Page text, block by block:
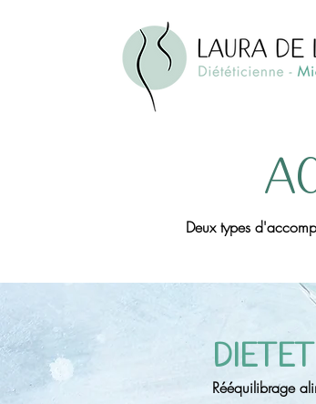
Deux types
Rééquilibrage